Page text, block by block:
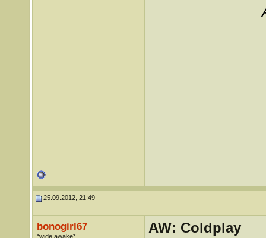
25.09.2012, 21:49
bonogirl67
*wide awake*
AW: Coldplay